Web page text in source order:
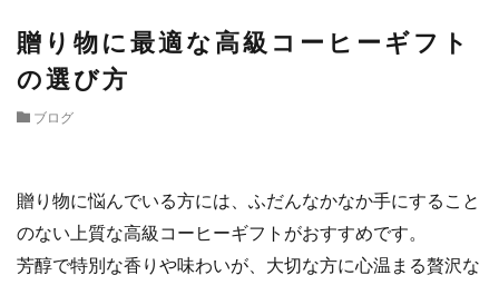
贈り物に最適な高級コーヒーギフト
の選び方
ブログ
贈り物に悩んでいる方には、ふだんなかなか手にすること
のない上質な高級コーヒーギフトがおすすめです。
芳醇で特別な香りや味わいが、大切な方に心温まる贅沢な